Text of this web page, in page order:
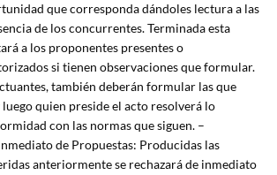
que corresponda dándoles lectura a las
de los concurrentes. Terminada esta
a los proponentes presentes o
si tienen observaciones que formular.
también deberán formular las que
quien preside el acto resolverá lo
con las normas que siguen. –
de Propuestas: Producidas las
anteriormente se rechazará de inmediato